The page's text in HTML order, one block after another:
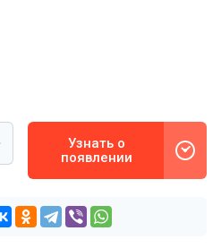
Узнать о
появлении